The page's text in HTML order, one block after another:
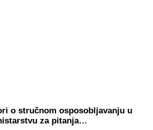
o stručnom osposobljavanju u
za pitanja…